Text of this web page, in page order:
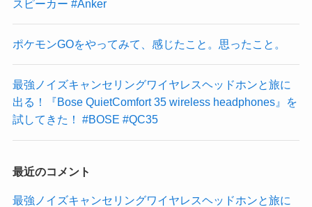
スピーカー #Anker
ポケモンGOをやってみて、感じたこと。思ったこと。
最強ノイズキャンセリングワイヤレスヘッドホンと旅に
出る！『Bose QuietComfort 35 wireless headphones』を
試してきた！ #BOSE #QC35
最近のコメント
最強ノイズキャンセリングワイヤレスヘッドホンと旅に